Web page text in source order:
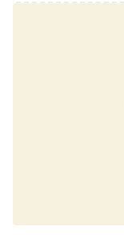
родины. Женщина